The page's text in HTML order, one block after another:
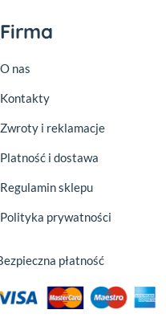
Firma
O nas
Kontakty
Zwroty i reklamacje
Platność i dostawa
Regulamin sklepu
Polityka prywatności
płatność